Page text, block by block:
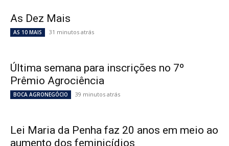
As Dez Mais
AS 10 MAIS 31 minutos atrás
Última semana para inscrições no 7º
Prêmio Agrociência
BOCA AGRONEGÓCIO 39 minutos atrás
Lei Maria da Penha faz 20 anos em meio ao
aumento dos feminicídios